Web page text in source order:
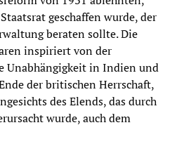
geschaffen wurde, der
beraten sollte. Die
inspiriert von der
Unabhängigkeit in Indien und
der britischen Herrschaft,
des Elends, das durch
wurde, auch dem